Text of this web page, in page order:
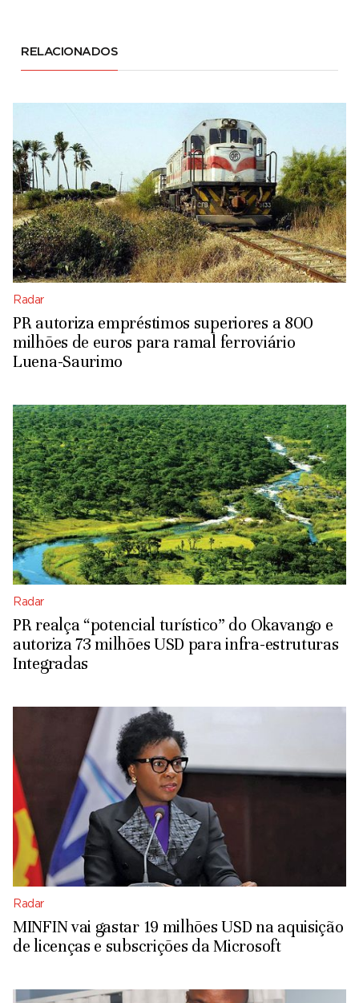
RELACIONADOS
Radar
PR autoriza empréstimos superiores a 800
milhões de euros para ramal ferroviário
Luena-Saurimo
Radar
PR realça “potencial turístico” do Okavango e
autoriza 73 milhões USD para infra-estruturas
Integradas
Radar
MINFIN vai gastar 19 milhões USD na aquisição
de licenças e subscrições da Microsoft